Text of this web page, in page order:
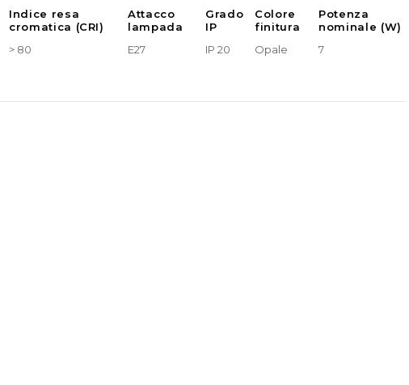
Indice resa
cromatica (CRI)
Attacco
lampada
Grado
IP
Colore
finitura
Potenza
nominale (W)
> 80 E27 IP 20 Opale 7